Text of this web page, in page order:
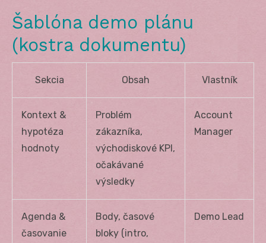
Šablóna demo plánu
(kostra dokumentu)
Sekcia Obsah Vlastník
Kontext &
hypotéza
hodnoty
Problém
zákazníka,
východiskové KPI,
očakávané
výsledky
Account
Manager
Agenda &
časovanie
Body, časové
bloky (intro,
Demo Lead